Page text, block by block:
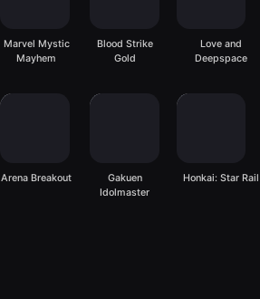
Marvel Mystic
Mayhem
Blood Strike
Gold
Love and
Deepspace
Arena Breakout
Gakuen
Idolmaster
Honkai: Star Rail